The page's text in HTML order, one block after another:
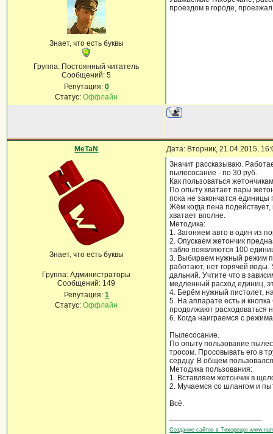
Знает, что есть буквы
Группа: Постоянный читатель
Сообщений:5
Репутация: 0
Статус:Оффлайн
проездом в городе,
MeTaN Дата: Вторник, 21.04.2015,
Знает, что есть буквы
Группа: Администраторы
Сообщений: 149
Репутация: 1
Статус:Оффлайн
Значит рассказываю.
пылесосание - по 30 руб.
Как пользоваться
По опыту хватает пары
пока не закончатся единицы
Жём когда пена
хватает вполне.
Методика:
1. Загоняем авто в один из
2. Опускаем жетончик
табло появляются 100
3. Выбираем нужный режим
работают, нет горячей
дальний. Учтите что в
медленный расход единиц,
4. Берём нужный пистолет,
5. На аппарате есть и
продолжают расходоваться
6. Когда наиграемся с
Пылесосание.
По опыту пользование
тросом. Просовывать его в
сердцу. В общем
Методика пользования:
1. Вставляем жетончик в
2. Мучаемся со шлангом и
Всё.
Создание сайтов в Тихорецке